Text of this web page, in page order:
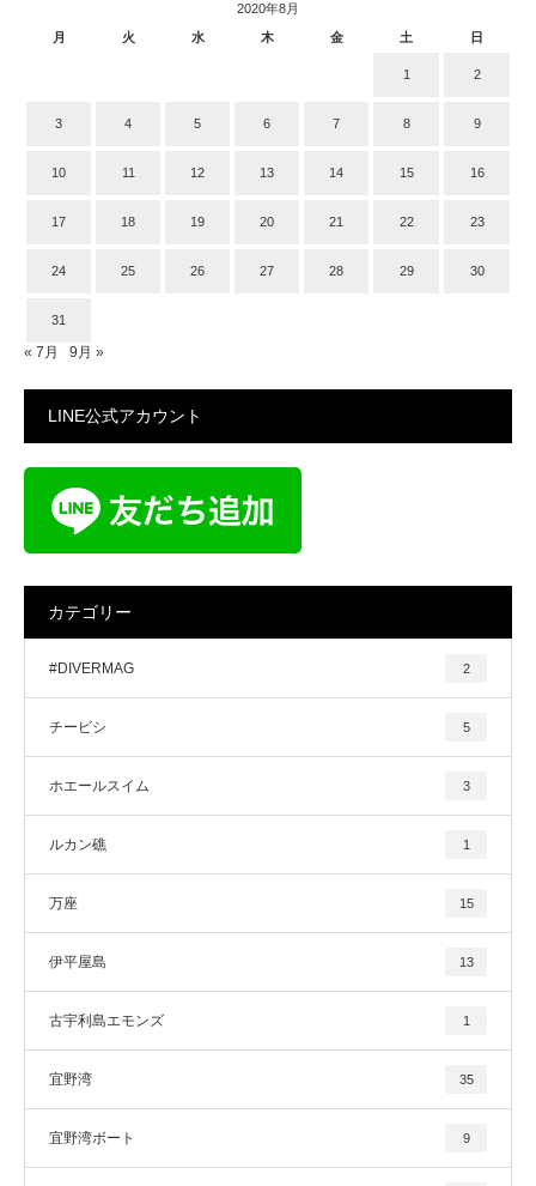
2020年8月
月
火 水 木 金 土 日
1 2
3 4 5 6 7 8 9
10 11 12 13 14 15 16
17 18 19 20 21 22 23
24 25 26 27 28 29 30
31
« 7月 9月 »
LINE公式アカウント
カテゴリー
#DIVERMAG 2
チービシ 5
ホエールスイム 3
ルカン礁 1
万座 15
伊平屋島 13
古宇利島エモンズ 1
宜野湾 35
宜野湾ボート 9